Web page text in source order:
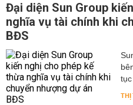
Đại diện Sun Group
nghĩa vụ tài chính khi
BĐS